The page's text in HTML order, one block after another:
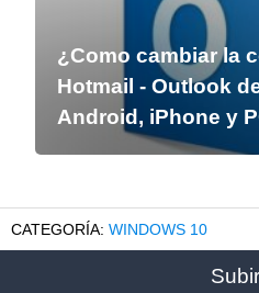
¿Como cambiar la
Hotmail - Outlook
Android, iPhone y
WINDOWS 10
Subir